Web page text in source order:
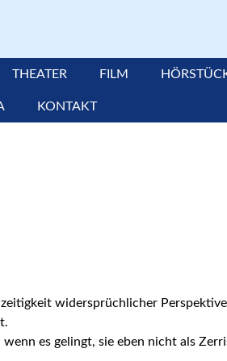
THEATER FILM
KONTAKT
widersprüchlicher
es gelingt, sie eben nicht als